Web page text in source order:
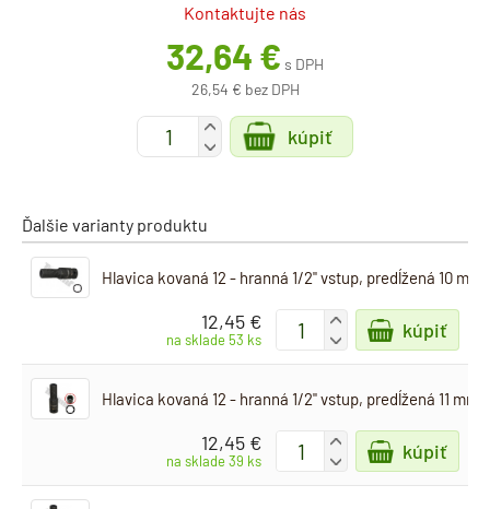
Kontaktujte nás
32,64 € s DPH
26,54 € bez DPH
+
-
kúpiť
Ďalšie varianty produktu
Hlavica kovaná 12 - hranná 1/2" vstup, predĺžená 10 mm
12,45 €
na sklade 53 ks
+
-
kúpiť
Hlavica kovaná 12 - hranná 1/2" vstup, predĺžená 11 mm
12,45 €
na sklade 39 ks
+
-
kúpiť